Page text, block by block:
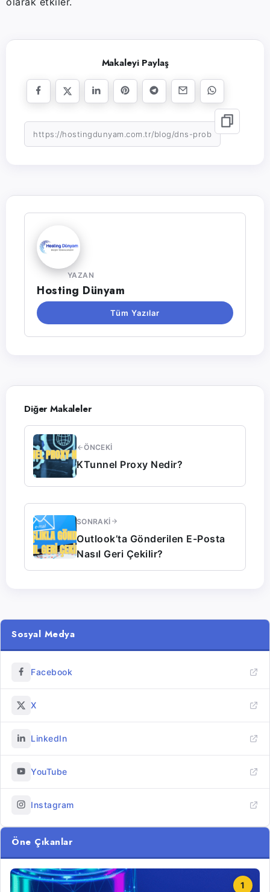
Makaleyi Paylaş
YAZAN
Hosting Dünyam
Tüm Yazılar
Diğer Makaleler
ÖNCEKI
KTunnel Proxy Nedir?
SONRAKI
Outlook’ta Gönderilen E-Posta
Nasıl Geri Çekilir?
Sosyal Medya
Facebook
X
LinkedIn
YouTube
Instagram
Öne Çıkanlar
1